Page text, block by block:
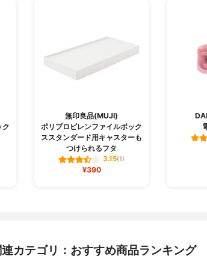
ク
無印良品(MUJI)
ポリプロピレンファイルボック
ススタンダード用キャスターも
つけられるフタ
3.15(1)
¥390
カテゴリ：おすすめ商品ランキング